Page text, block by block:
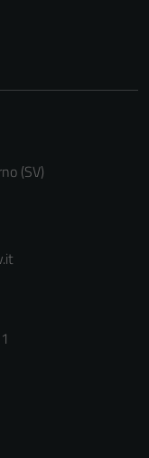
(SV)
cookie